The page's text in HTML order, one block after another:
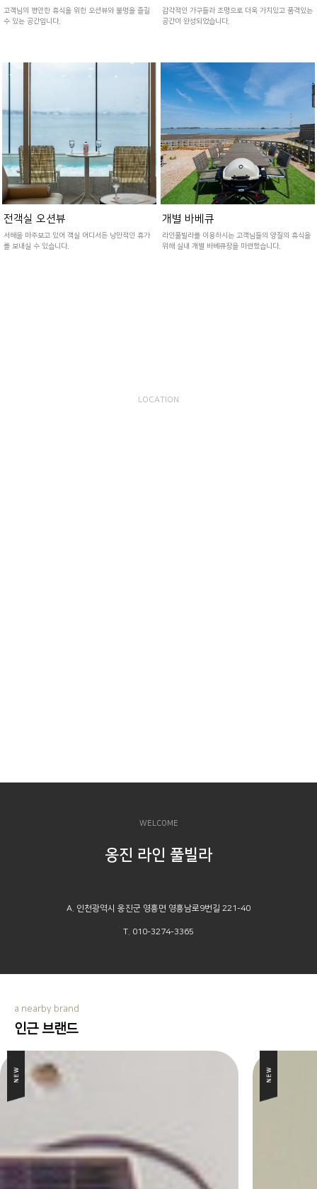
고객님의 편안한 휴식을 위한 오션뷰와 불멍을 즐길
수 있는 공간입니다.
감각적인 가구들과 조명으로 더욱 가치있고 품격있는
공간이 완성되었습니다.
전객실 오션뷰
서해을 마주보고 있어 객실 어디서든 낭만적인 휴가
를 보내실 수 있습니다.
개별 바베큐
라인풀빌라를 이용하시는 고객님들의 양질의 휴식을
위해 실내 개별 바베큐장을 마련했습니다.
LOCATION
WELCOME
옹진 라인 풀빌라
A. 인천광역시 옹진군 영흥면 영흥남로9번길 221-40
T. 010-3274-3365
a nearby brand
인근 브랜드